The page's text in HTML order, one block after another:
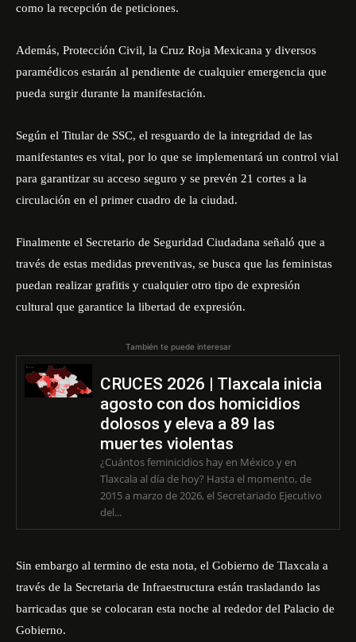
como la recepción de peticiones.
Además, Protección Civil, la Cruz Roja Mexicana y diversos
paramédicos estarán al pendiente de cualquier emergencia que
pueda surgir durante la manifestación.
Según el Titular de SSC, el resguardo de la integridad de las
manifestantes es vital, por lo que se implementará un control vial
para garantizar su acceso seguro y se prevén 21 cortes a la
circulación en el primer cuadro de la ciudad.
Finalmente el Secretario de Seguridad Ciudadana señaló que a
través de estas medidas preventivas, se busca que las feministas
puedan realizar grafitis y cualquier otro tipo de expresión
cultural que garantice la libertad de expresión.
También te puede interesar
CRUCES 2026 | Tlaxcala inicia
agosto con dos homicidios
dolosos y eleva a 89 las
muertes violentas
¿Cuántos feminicidios hay en México y en
Tlaxcala al día de hoy? Hasta el momento, de
2015 a marzo de 2026, el Secretariado Ejecutivo
del...
Sin embargo al termino de esta nota, el Gobierno de Tlaxcala a
través de la Secretaria de Infraestructura están trasladando las
barricadas que se colocaran esta noche al rededor del Palacio de
Gobierno.